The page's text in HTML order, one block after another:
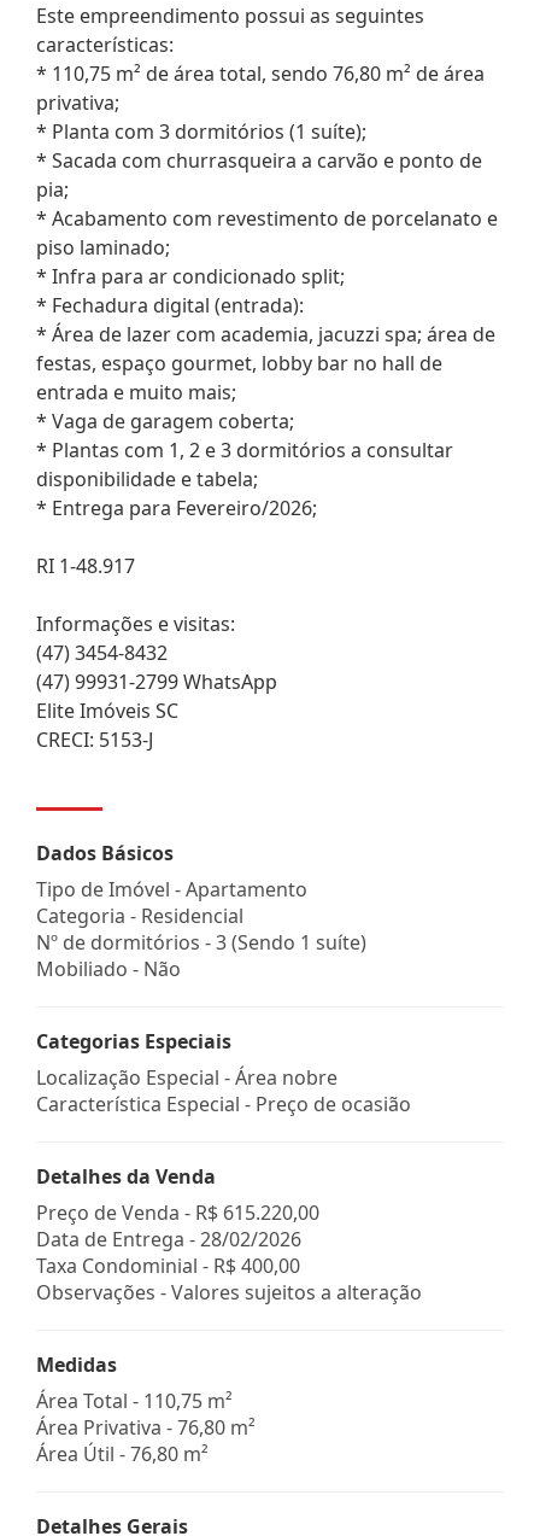
Este empreendimento possui as seguintes
características:
* 110,75 m² de área total, sendo 76,80 m² de área
privativa;
* Planta com 3 dormitórios (1 suíte);
* Sacada com churrasqueira a carvão e ponto de
pia;
* Acabamento com revestimento de porcelanato e
piso laminado;
* Infra para ar condicionado split;
* Fechadura digital (entrada):
* Área de lazer com academia, jacuzzi spa; área de
festas, espaço gourmet, lobby bar no hall de
entrada e muito mais;
* Vaga de garagem coberta;
* Plantas com 1, 2 e 3 dormitórios a consultar
disponibilidade e tabela;
* Entrega para Fevereiro/2026;
RI 1-48.917
Informações e visitas:
(47) 3454-8432
(47) 99931-2799 WhatsApp
Elite Imóveis SC
CRECI: 5153-J
Dados Básicos
Tipo de Imóvel - Apartamento
Categoria - Residencial
Nº de dormitórios - 3 (Sendo 1 suíte)
Mobiliado - Não
Categorias Especiais
Localização Especial - Área nobre
Característica Especial - Preço de ocasião
Detalhes da Venda
Preço de Venda - R$ 615.220,00
Data de Entrega - 28/02/2026
Taxa Condominial - R$ 400,00
Observações - Valores sujeitos a alteração
Medidas
Área Total - 110,75 m²
Área Privativa - 76,80 m²
Área Útil - 76,80 m²
Detalhes Gerais